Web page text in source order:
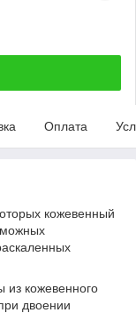
Оплата
кожевенный
из кожевенного
двоении